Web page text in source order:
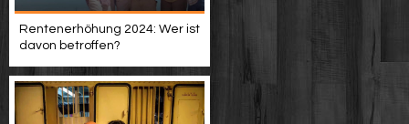
Rentenerhöhung 2024: Wer ist
davon betroffen?